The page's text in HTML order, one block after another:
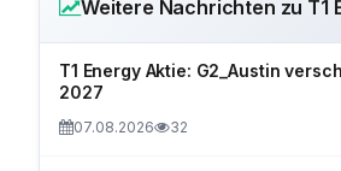
Weitere Nachrichten zu T1
T1 Energy Aktie: G2_Austin
2027
07.08.2026 32